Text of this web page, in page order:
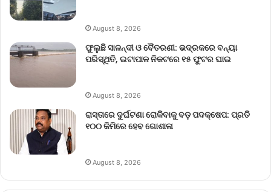
August 8, 2026
ଫୁଲୁଛି ସାଳନ୍ଦୀ ଓ ବୈତରଣୀ: ଭଦ୍ରକରେ ବନ୍ୟା
ପରିସ୍ଥିତି, ଇଟାପାଳ ନିକଟରେ ୧୫ ଫୁଟର ଘାଇ
August 8, 2026
ରାସ୍ତାରେ ଦୁର୍ଘଟଣା ରୋକିବାକୁ ବଡ଼ ପଦକ୍ଷେପ: ପ୍ରତି
୧୦୦ କିମିରେ ହେବ ଗୋଶାଳା
August 8, 2026